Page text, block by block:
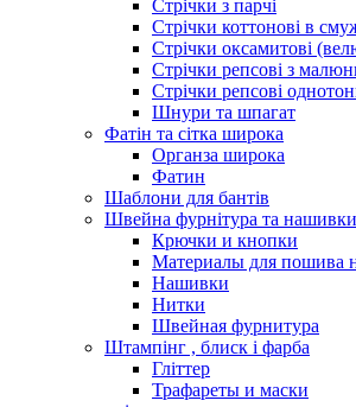
Стрічки з парчі
Стрічки коттонові в
Стрічки оксамитові
Стрічки репсові з
Стрічки репсові
Шнури та шпагат
Фатін та сітка широка
Органза широка
Фатин
Шаблони для бантів
Швейна фурнітура та нашивки
Крючки и кнопки
Материалы для пошива
Нашивки
Нитки
Швейная фурнитура
Штампінг , блиск і фарба
Гліттер
Трафареты и маски